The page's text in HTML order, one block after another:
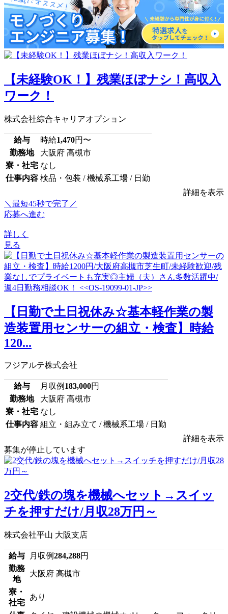
【未経験OK！】残業ほぼナシ！高収入
ワーク！
株式会社綜合キャリアオプション
給与 時給1,470円〜
勤務地
大阪府 高槻市
寮・社宅 なし
仕事内容 検品・包装 / 機械系工場 / 日勤
詳細を表示
＼最短45秒で完了／
応募へ進む
詳しく
見る
【日勤で土日祝休み☆基本軽作業の製
造装置用センサーの組立・検査】時給
120...
フジアルテ株式会社
給与 月収例 183,000円
勤務地
大阪府 高槻市
寮・社宅 なし
仕事内容 組立・組み立て / 機械系工場 / 日勤
詳細を表示
募集が停止しています
2交代/鉄の塊を機械へセット→スイッ
チを押すだけ/月収28万円～
株式会社平山 大阪支店
給与 月収例284,288円
勤務
地
大阪府 高槻市
寮・
社宅
あり